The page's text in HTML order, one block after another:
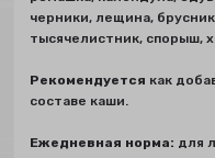
черники, лещина,
тысячелистник, спорыш,
Рекомендуется как
составе каши.
Ежедневная норма: для